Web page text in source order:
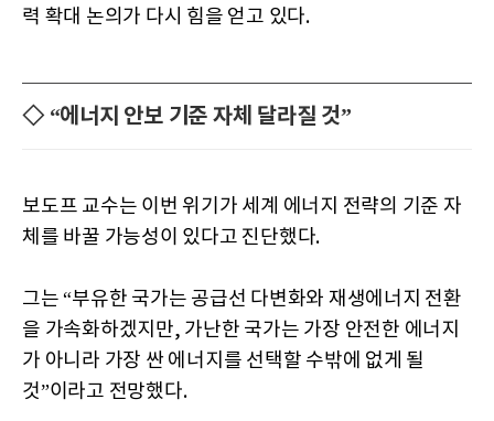
력 확대 논의가 다시 힘을 얻고 있다.
◇ “에너지 안보 기준 자체 달라질 것”
보도프 교수는 이번 위기가 세계 에너지 전략의 기준 자
체를 바꿀 가능성이 있다고 진단했다.
그는 “부유한 국가는 공급선 다변화와 재생에너지 전환
을 가속화하겠지만, 가난한 국가는 가장 안전한 에너지
가 아니라 가장 싼 에너지를 선택할 수밖에 없게 될
것”이라고 전망했다.